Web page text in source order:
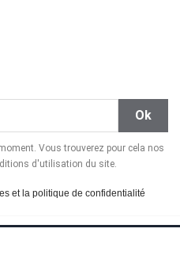
Vous trouverez pour cela nos
d'utilisation du site.
et la politique de confidentialité